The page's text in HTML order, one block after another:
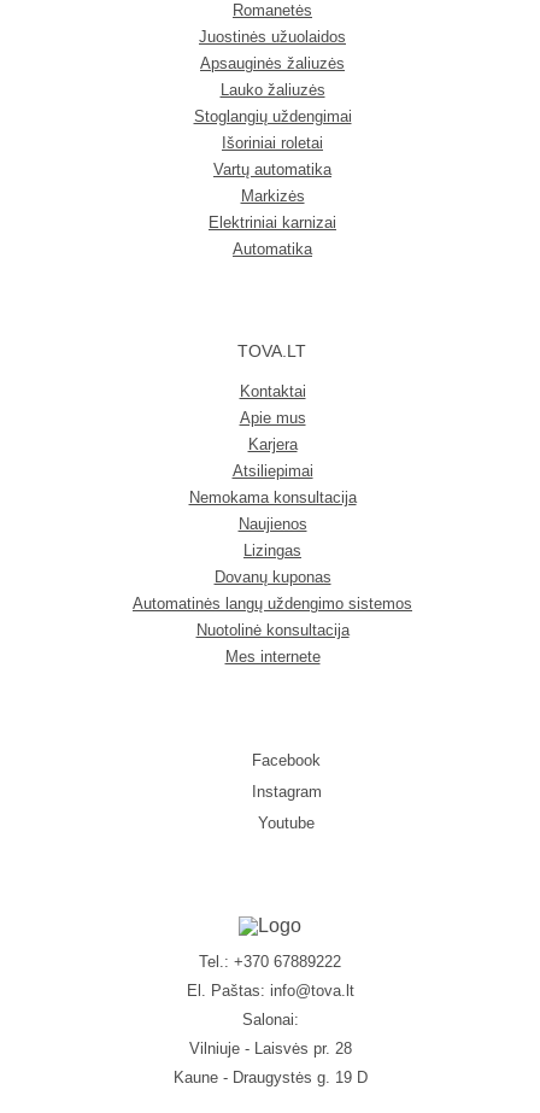
Romanetės
Juostinės užuolaidos
Apsauginės žaliuzės
Lauko žaliuzės
Stoglangių uždengimai
Išoriniai roletai
Vartų automatika
Markizės
Elektriniai karnizai
Automatika
TOVA.LT
Kontaktai
Apie mus
Karjera
Atsiliepimai
Nemokama konsultacija
Naujienos
Lizingas
Dovanų kuponas
Automatinės langų uždengimo sistemos
Nuotolinė konsultacija
Mes internete
Facebook
Instagram
Youtube
Tel.: +370 67889222
El. Paštas: info@tova.lt
Salonai:
Vilniuje - Laisvės pr. 28
Kaune - Draugystės g. 19 D